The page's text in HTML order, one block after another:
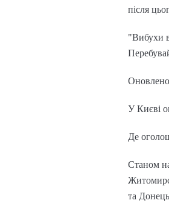
після
"Вибухи
У Києві
Де
Станом
та